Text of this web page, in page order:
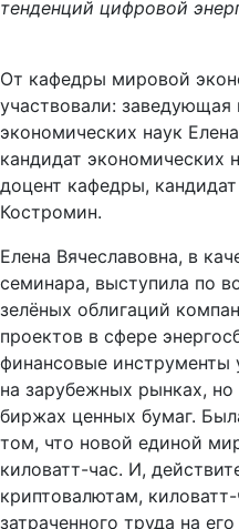
участвовали:
экономических наук
кандидат экономических
доцент кафедры,
Костромин.
Елена Вячеславовна, в
семинара, выступила по
зелёных облигаций
проектов в сфере
финансовые инструменты
на зарубежных рынках,
биржах ценных бумаг.
том, что новой единой
киловатт-час. И,
криптовалютам, киловатт-
затраченного труда на
Будучи физической